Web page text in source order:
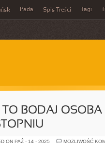
Pada Spis Treści Tagi
BODAJ OSOBA
ON PAŹ - 14 - 2025 MOŻLIWOŚĆ